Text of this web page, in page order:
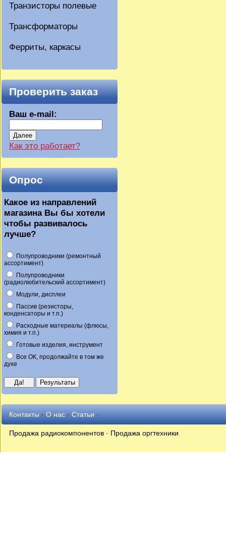
Транзисторы полевые
Трансформаторы
Ферриты, каркасы
Проверить заказ
Ваш e-mail:
Далее
Как это работает?
Опрос
Какое из направлений
магазина Вы бы хотели
чтобы развивалось
лучше?
Полупроводники (ремонтный
ассортимент)
Полупроводники
(радиолюбительский ассортимент)
Модули, дисплеи
Пассив (резисторы,
конденсаторы и т.п.)
Расходные материалы (флюсы,
химия и т.п.)
Готовые изделия, инструмент
Все ОК, продолжайте в том же
духе
Контакты·О нас·Статьи·
Продажа радиокомпонентов · Продажа оргтехники